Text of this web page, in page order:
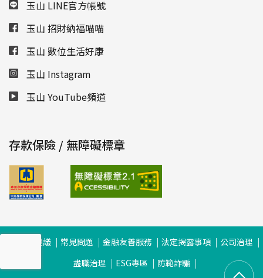
玉山 LINE官方帳號
玉山 招財納福喵喵
玉山 數位生活好康
玉山 Instagram
玉山 YouTube頻道
存款保險 / 無障礙標章
瀏覽器建議 常見問題 金融友善服務 法定揭露事項
公司治理
盡職治理
ESG專區 防範詐騙